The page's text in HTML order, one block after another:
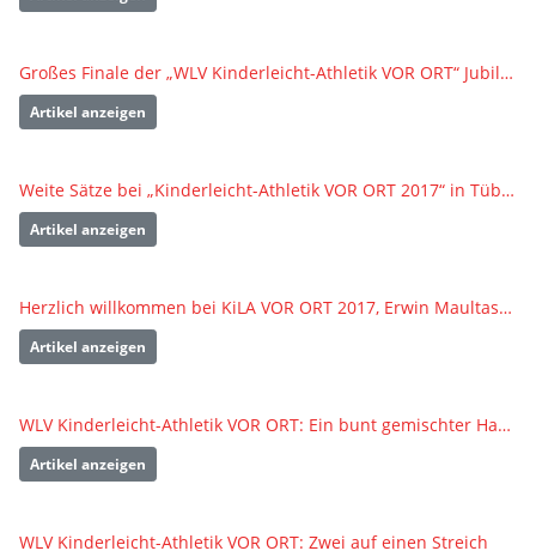
Großes Finale der „WLV Kinderleicht-Athletik VOR ORT“ Jubiläumstour
Artikel anzeigen
Weite Sätze bei „Kinderleicht-Athletik VOR ORT 2017“ in Tübingen und Stuttgart
Artikel anzeigen
Herzlich willkommen bei KiLA VOR ORT 2017, Erwin Maultasche!
Artikel anzeigen
WLV Kinderleicht-Athletik VOR ORT: Ein bunt gemischter Haufen
Artikel anzeigen
WLV Kinderleicht-Athletik VOR ORT: Zwei auf einen Streich